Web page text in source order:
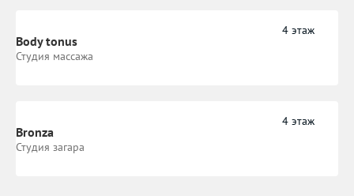
Body tonus
Студия массажа
4 этаж
Bronza
Студия загара
4 этаж